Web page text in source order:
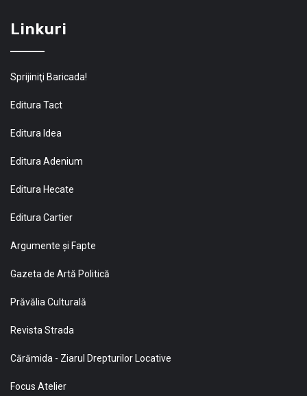
Linkuri
Sprijiniţi Baricada!
Editura Tact
Editura Idea
Editura Adenium
Editura Hecate
Editura Cartier
Argumente și Fapte
Gazeta de Artă Politică
Prăvălia Culturală
Revista Strada
Cărămida - Ziarul Drepturilor Locative
Focus Atelier